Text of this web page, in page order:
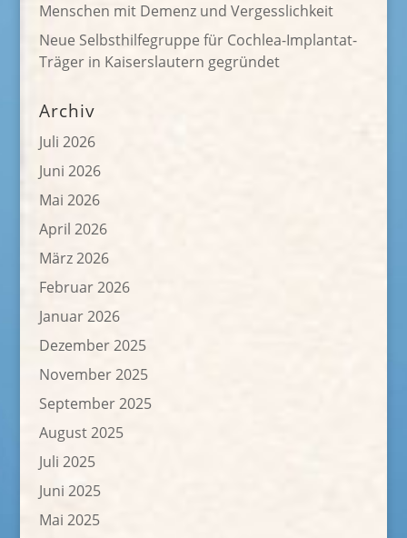
Menschen mit Demenz und Vergesslichkeit
Neue Selbsthilfegruppe für Cochlea-Implantat-
Träger in Kaiserslautern gegründet
Archiv
Juli 2026
Juni 2026
Mai 2026
April 2026
März 2026
Februar 2026
Januar 2026
Dezember 2025
November 2025
September 2025
August 2025
Juli 2025
Juni 2025
Mai 2025